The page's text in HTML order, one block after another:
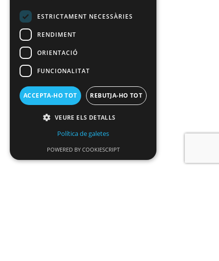
ESTRICTAMENT NECESSÀRIES
RENDIMENT
ORIENTACIÓ
FUNCIONALITAT
ACCEPTA-HO TOT REBUTJA-HO TOT
VEURE ELS DETALLS
Política de galetes
POWERED BY COOKIESCRIPT